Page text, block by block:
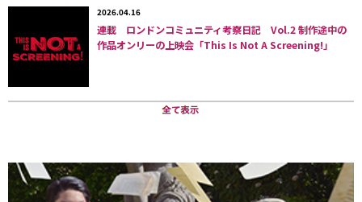
まかに言えばやはりY2Kトレンド。先月取り上げたチャームなど
と同様、デコラティブなムードの一環と捉えられます。00年代の
定点観測でも2001/5「女性ベルト着用うち二段穴ベルト」、
トに注目（しかもカウントで！）していたように、現在のデザイ
ンベルトやローライズスタイルは00年代前半の文脈。当時はスリ
ークのベルテッドスタイルからの変化が感じられます。
2026.04.16
連載 ロンドンコミュニティ考察日記 Vol.2 制作途中の
作品オンリーの上映会「This Is Not A Screening!」